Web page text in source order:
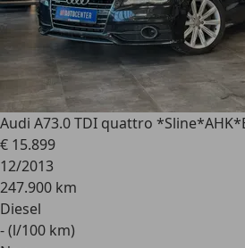
Audi A73.0 TDI quattro
€ 15.899
12/2013
247.900 km
Diesel
- (l/100 km)